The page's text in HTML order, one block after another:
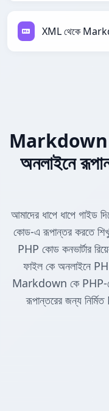
Markdown
অনলাইনে
আমাদের ধাপে ধাপে
কোড-এ রূপান্তর করতে
PHP কোড কনভার্টার
ফাইল কে অনলাইনে
Markdown কে PHP-
রূপান্তরের জন্য